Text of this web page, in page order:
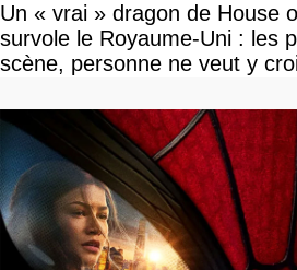
Un « vrai » dragon de House
survole le Royaume-Uni : les
scène, personne ne veut y